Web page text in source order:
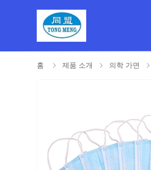
홈 제품 소개 의학 가면